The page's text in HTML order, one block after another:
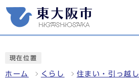
現在位置
ホーム くらし 住まい・引っ越し